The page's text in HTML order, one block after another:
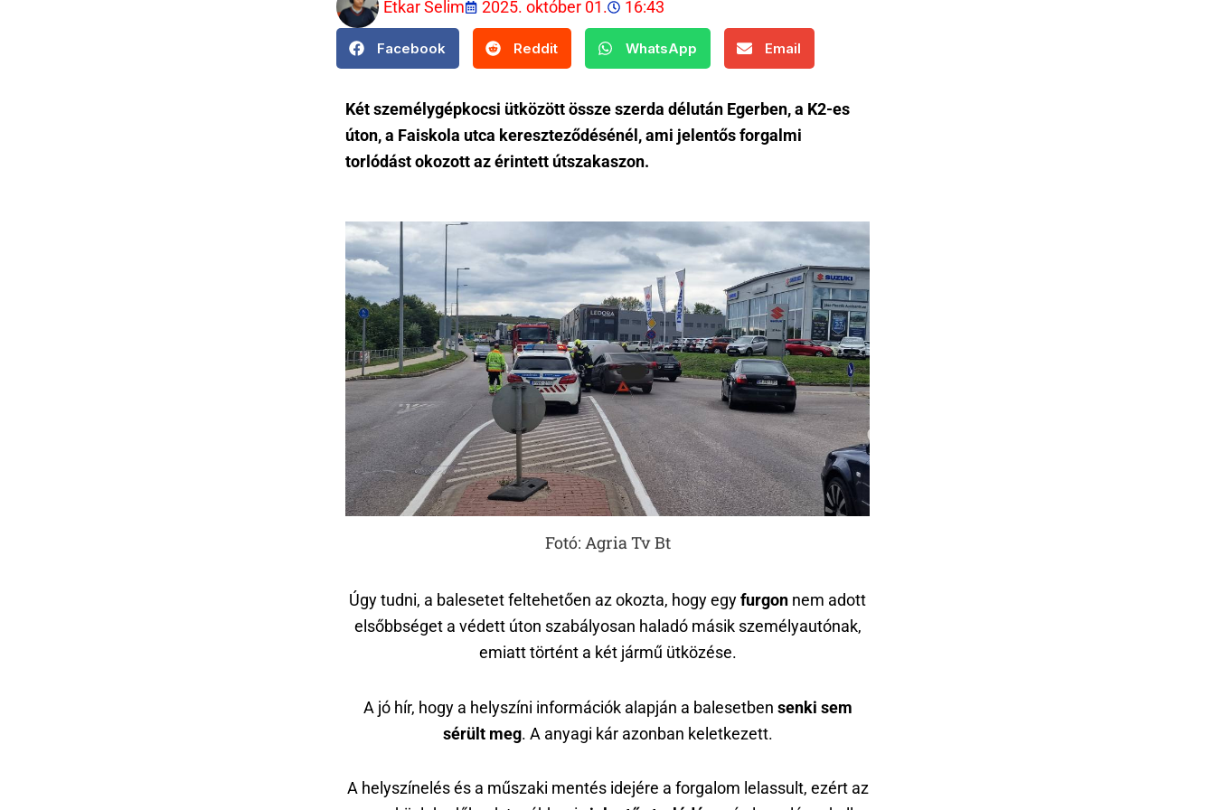
Etkar Selim
2025. október 01. 16:43
Facebook Reddit WhatsApp Email
Két személygépkocsi ütközött össze szerda délután Egerben, a K2-es
úton, a Faiskola utca kereszteződésénél, ami jelentős forgalmi
torlódást okozott az érintett útszakaszon.
Fotó: Agria Tv Bt
Úgy tudni, a balesetet feltehetően az okozta, hogy egyfurgon nem adott
elsőbbséget a védett úton szabályosan haladó másik személyautónak,
emiatt történt a két jármű ütközése.
A jó hír, hogy a helyszíni információk alapján a balesetben senki sem
sérült meg. A anyagi kár azonban keletkezett.
A helyszínelés és a műszaki mentés idejére a forgalom lelassult, ezért az